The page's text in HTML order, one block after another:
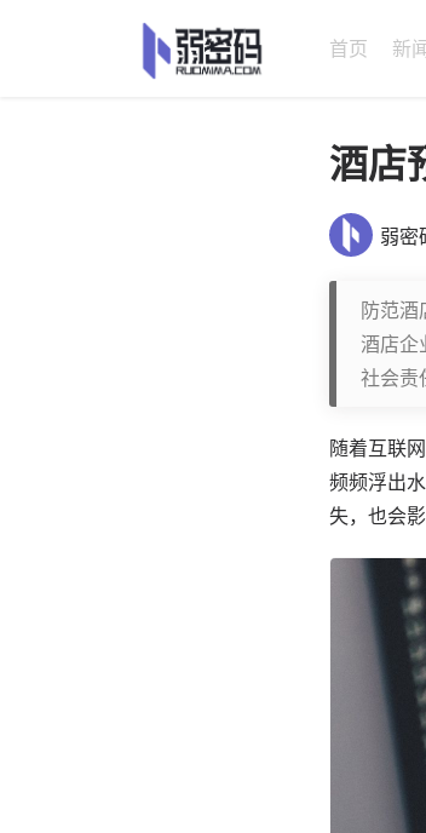
首页 新闻
酒店
弱密
防范酒
酒店企
社会责
随着互联
频频浮出
失，也会